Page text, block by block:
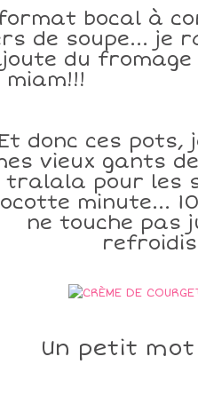
format bocal à
de soupe... je
du
Et donc ces pots,
vieux gants
tralala pour les
minute...
ne touche pas
Un petit